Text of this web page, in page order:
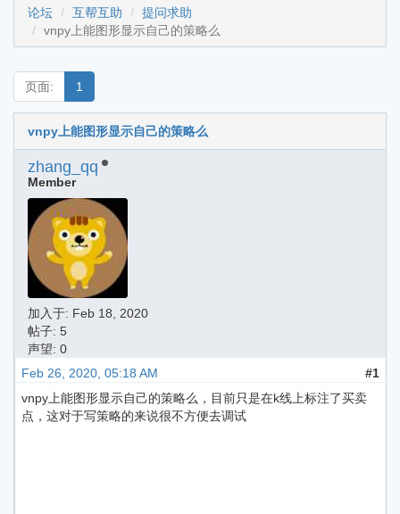
论坛 互帮互助
提问求助
vnpy上能图形显示自己的策略么
页面: 1
vnpy上能图形显示自己的策略么
zhang_qq
Member
加入于: Feb 18, 2020
帖子: 5
声望: 0
Feb 26, 2020, 05:18 AM
#1
vnpy上能图形显示自己的策略么，目前只是在k线上标注了买卖
点，这对于写策略的来说很不方便去调试